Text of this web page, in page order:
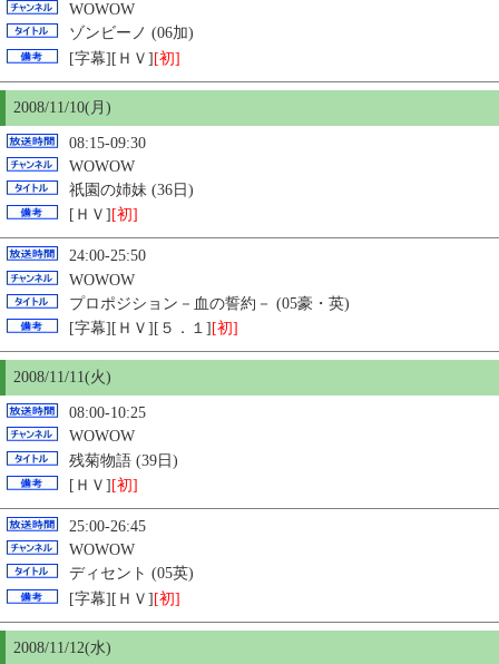
WOWOW
ゾンビーノ (06加)
[字幕][ＨＶ][初]
2008/11/10(月)
08:15-09:30
WOWOW
祇園の姉妹 (36日)
[ＨＶ] [初]
24:00-25:50
WOWOW
プロポジション－血の誓約－ (05豪・英)
[字幕][ＨＶ][５．１] [初]
2008/11/11(火)
08:00-10:25
WOWOW
残菊物語 (39日)
[ＨＶ] [初]
25:00-26:45
WOWOW
ディセント (05英)
[字幕][ＨＶ][初]
2008/11/12(水)